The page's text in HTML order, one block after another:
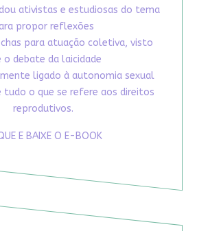
ativistas e estudiosas do tema
propor reflexões
para atuação coletiva, visto
o debate da laicidade
ligado à autonomia sexual
tudo o que se refere aos direitos
reprodutivos.
E BAIXE O E-BOOK